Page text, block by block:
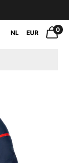
NL EUR 0